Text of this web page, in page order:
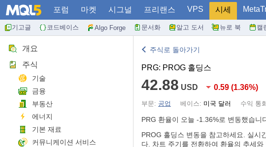
포럼 마켓 시그널 프리랜스 VPS 시세
기고글 코드베이스 Algo Forge 문서화 알고 도서 뉴로 북 캘
개요
주식
기술
금융
부동산
에너지
기본 재료
커뮤니케이션 서비스
주식로 돌아가기
PRG: PROG 홀딩스
42.88 USD 0.59 (1.36%)
부문: 공업 베이스: 미국 달러 수익 통
PRG 환율이 오늘 -1.36%로 변동했습니
PROG 홀딩스 변동을 참고하세요. 실시
다. 차트 주기를 전환하여 환율의 추세